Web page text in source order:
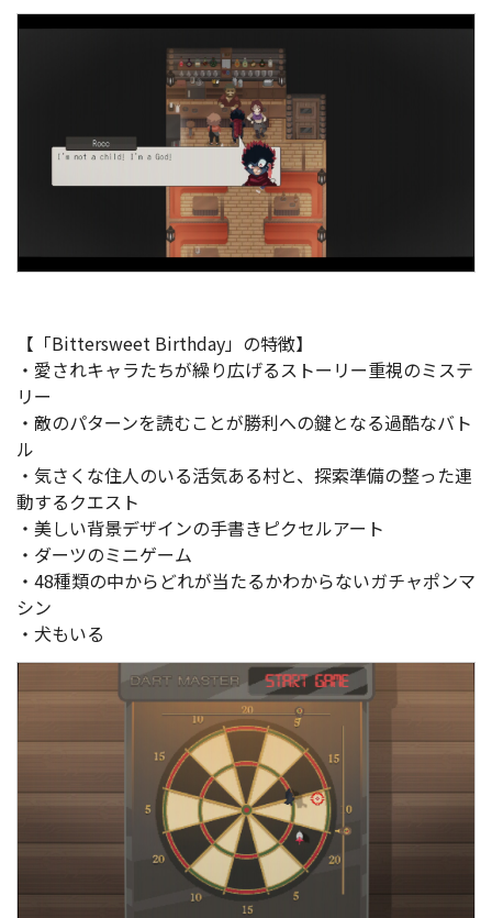
【「Bittersweet Birthday」の特徴】
・愛されキャラたちが繰り広げるストーリー重視のミステ
リー
・敵のパターンを読むことが勝利への鍵となる過酷なバト
ル
・気さくな住人のいる活気ある村と、探索準備の整った連
動するクエスト
・美しい背景デザインの手書きピクセルアート
・ダーツのミニゲーム
・48種類の中からどれが当たるかわからないガチャポンマ
シン
・犬もいる